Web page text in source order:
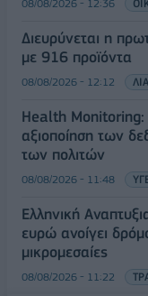
08/08/2026 - 12:36
Διευρύνεται η
με 916 προϊόντα
08/08/2026 - 12:12
Health Monitoring:
αξιοποίηση των
των πολιτών
08/08/2026 - 11:48
Ελληνική
ευρώ ανοίγει
μικρομεσαίες
08/08/2026 - 11:22